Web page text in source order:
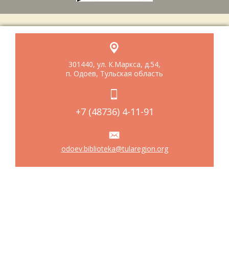
301440, ул. К.Маркса, д.54,
п. Одоев, Тульская область
+7 (48736) 4-11-91
odoev.biblioteka@tularegion.org